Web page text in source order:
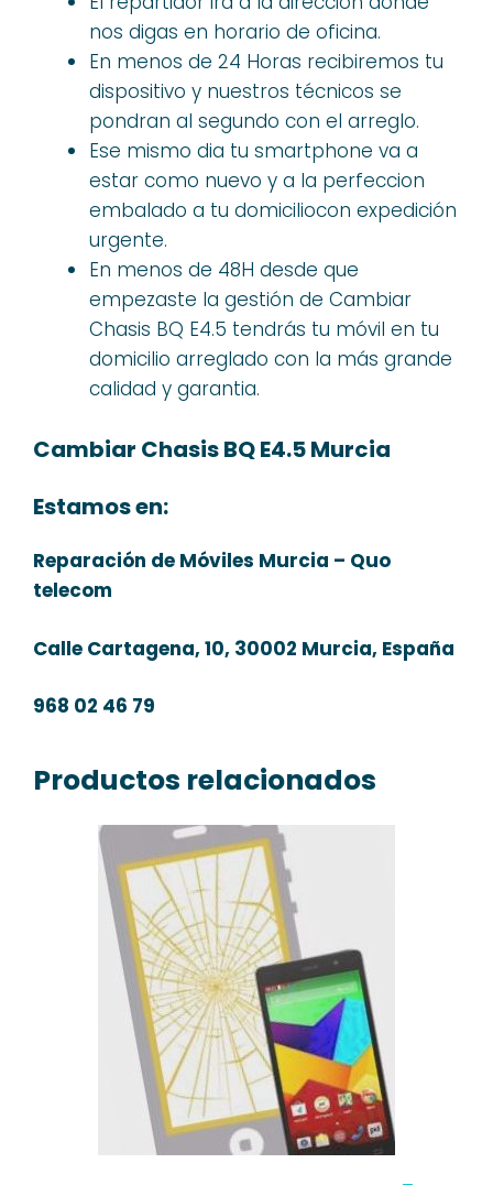
nos digas en horario de oficina.
En menos de 24 Horas recibiremos tu
dispositivo y nuestros técnicos se
pondran al segundo con el arreglo.
Ese mismo dia tu smartphone va a
estar como nuevo y a la perfeccion
embalado a tu domiciliocon expedición
urgente.
En menos de 48H desde que
empezaste la gestión de Cambiar
Chasis BQ E4.5 tendrás tu móvil en tu
domicilio arreglado con la más grande
calidad y garantia.
Cambiar Chasis BQ E4.5 Murcia
Estamos en:
Reparación de Móviles Murcia – Quo
telecom
Calle Cartagena, 10, 30002 Murcia, España
968 02 46 79
Productos relacionados